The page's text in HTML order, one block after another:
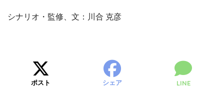
シナリオ・監修、文：川合 克彦
ポスト シェア LINE